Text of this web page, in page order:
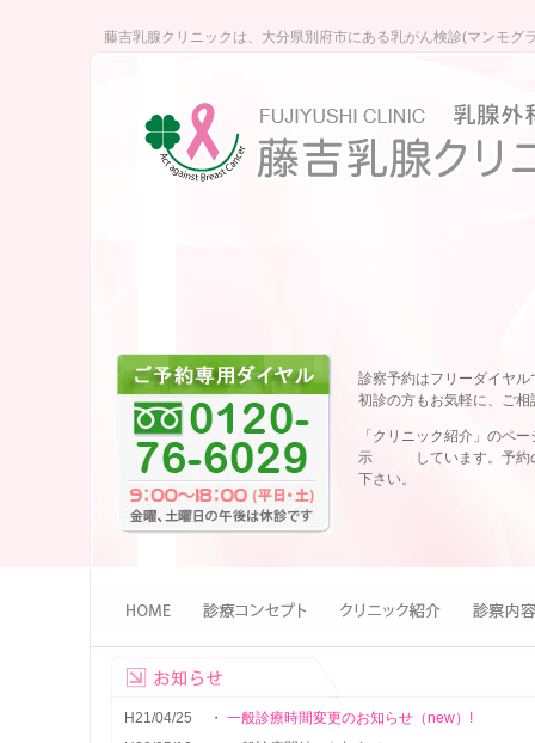
藤吉乳腺クリニックは、大分県別府市にある乳がん検診(マンモグ
診察予約はフリーダイヤ
初診の方もお気軽に、ご相
「クリニック紹介」のペ
示 しています。予約の
下さい。
H21/04/25 ・ 一般診療時間変更のお知らせ（new）!